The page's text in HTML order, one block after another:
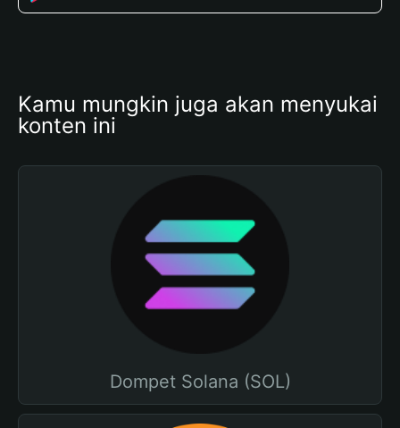
Kamu mungkin juga akan menyukai
konten ini
Dompet Solana (SOL)